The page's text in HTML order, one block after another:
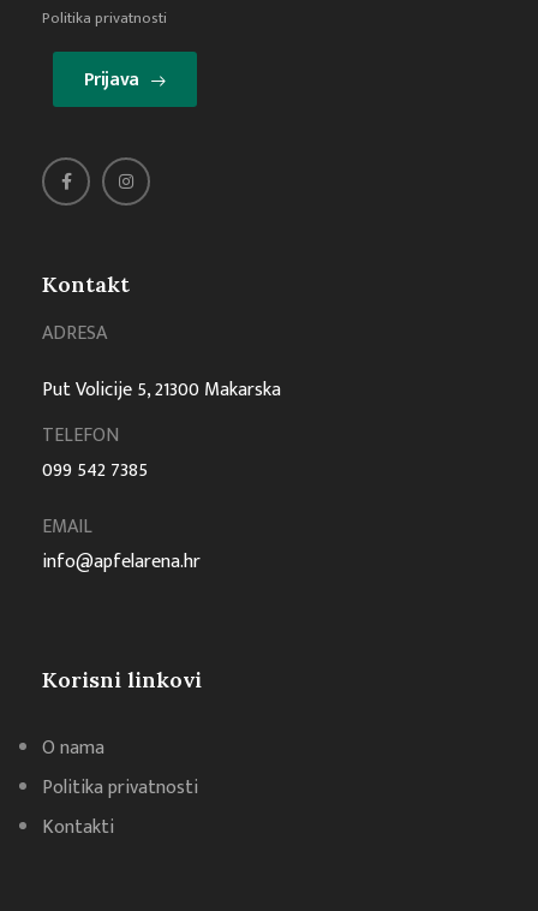
Kontakt
ADRESA
Put Volicije 5, 21300 Makarska
TELEFON
099 542 7385
EMAIL
info@apfelarena.hr
Korisni linkovi
O nama
Politika privatnosti
Kontakti
Politika privatnosti
Prijava